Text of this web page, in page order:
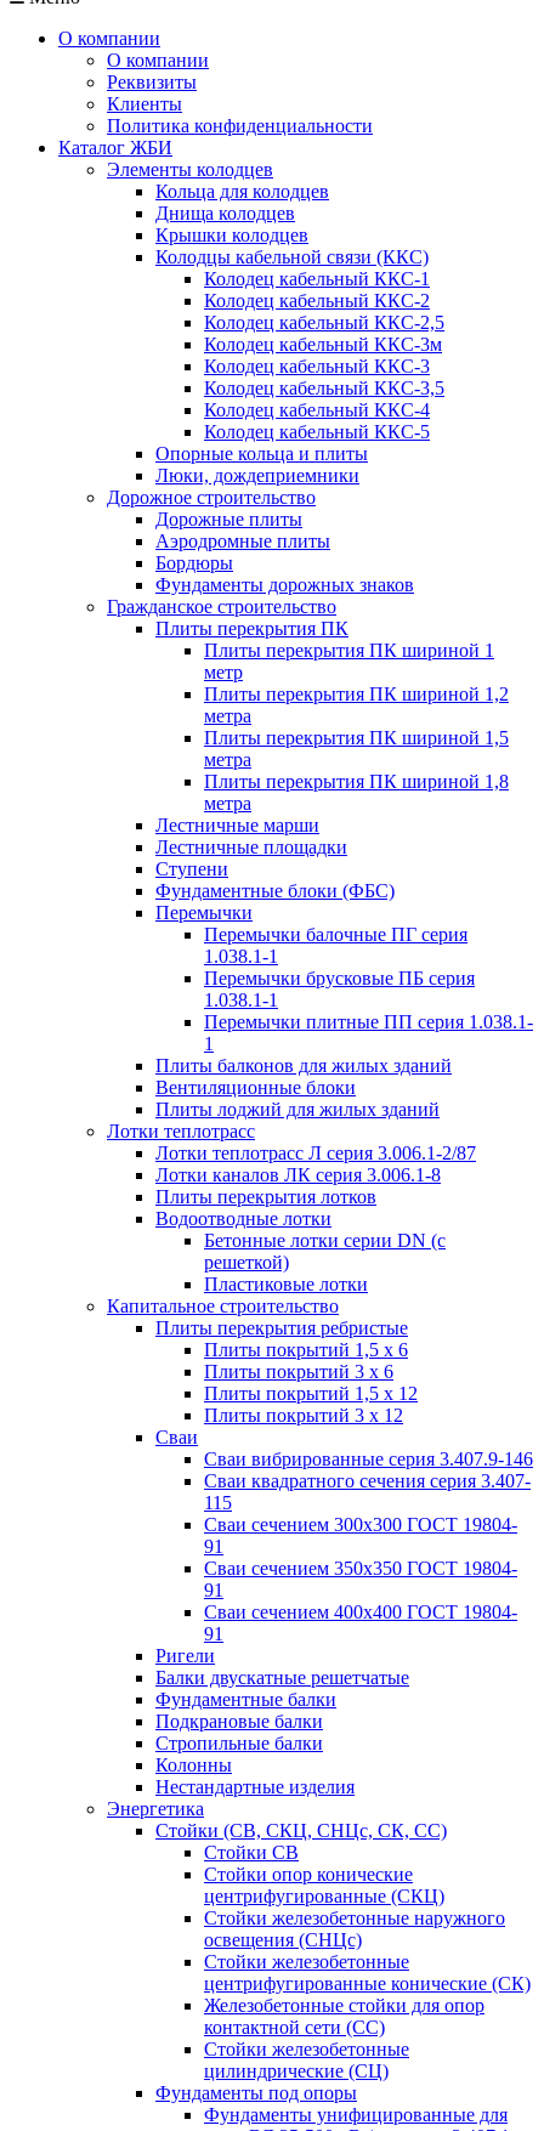
О компании
О компании
Реквизиты
Клиенты
Политика конфиденциальности
Каталог ЖБИ
Элементы колодцев
Кольца для колодцев
Днища колодцев
Крышки колодцев
Колодцы кабельной связи (ККС)
Колодец кабельный ККС-1
Колодец кабельный ККС-2
Колодец кабельный ККС-2,5
Колодец кабельный ККС-3м
Колодец кабельный ККС-3
Колодец кабельный ККС-3,5
Колодец кабельный ККС-4
Колодец кабельный ККС-5
Опорные кольца и плиты
Люки, дождеприемники
Дорожное строительство
Дорожные плиты
Аэродромные плиты
Бордюры
Фундаменты дорожных знаков
Гражданское строительство
Плиты перекрытия ПК
Плиты перекрытия ПК шириной 1
метр
Плиты перекрытия ПК шириной 1,2
метра
Плиты перекрытия ПК шириной 1,5
метра
Плиты перекрытия ПК шириной 1,8
метра
Лестничные марши
Лестничные площадки
Ступени
Фундаментные блоки (ФБС)
Перемычки
Перемычки балочные ПГ серия
1.038.1-1
Перемычки брусковые ПБ серия
1.038.1-1
Перемычки плитные ПП серия 1.038.1-
1
Плиты балконов для жилых зданий
Вентиляционные блоки
Плиты лоджий для жилых зданий
Лотки теплотрасс
Лотки теплотрасс Л серия 3.006.1-2/87
Лотки каналов ЛК серия 3.006.1-8
Плиты перекрытия лотков
Водоотводные лотки
Бетонные лотки серии DN (с
решеткой)
Пластиковые лотки
Капитальное строительство
Плиты перекрытия ребристые
Плиты покрытий 1,5 x 6
Плиты покрытий 3 x 6
Плиты покрытий 1,5 x 12
Плиты покрытий 3 x 12
Сваи
Сваи вибрированные серия 3.407.9-146
Сваи квадратного сечения серия 3.407-
115
Сваи сечением 300х300 ГОСТ 19804-
91
Сваи сечением 350х350 ГОСТ 19804-
91
Сваи сечением 400х400 ГОСТ 19804-
91
Ригели
Балки двускатные решетчатые
Фундаментные балки
Подкрановые балки
Стропильные балки
Колонны
Нестандартные изделия
Энергетика
Стойки (СВ, СКЦ, СНЦс, СК, СС)
Стойки СВ
Стойки опор конические
центрифугированные (СКЦ)
Стойки железобетонные наружного
освещения (СНЦс)
Стойки железобетонные
центрифугированные конические (СК)
Железобетонные стойки для опор
контактной сети (СС)
Стойки железобетонные
цилиндрические (СЦ)
Фундаменты под опоры
Фундаменты унифицированные для